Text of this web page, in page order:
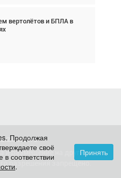
вертолётов и БПЛА в
Подходите к
образом
BizavNews
и размещение на других
разрешения запрещено.
Продолжая
своё
в соответствии
.
Принять